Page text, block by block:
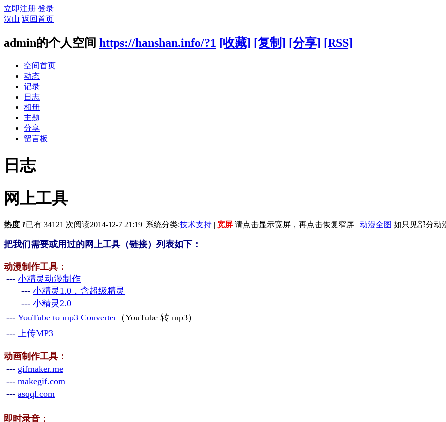
立即注册 登录
汉山 返回首页
admin的个人空间 https://hanshan.info/?1 [收藏] [复制] [分享] [RSS]
空间首页
动态
记录
日志
相册
主题
分享
留言板
日志
网上工具
热度 1已有 34121 次阅读2014-12-7 21:19 |系统分类:技术支持 | 宽屏 请点击显示宽屏，再点击恢复窄屏 | 动漫全图 如只见部分动
把我们需要或用过的网上工具（链接）列表如下：
动漫制作工具：
--- 小精灵动漫制作
--- 小精灵1.0，含超级精灵
--- 小精灵2.0
--- YouTube to mp3 Converter （YouTube 转 mp3）
--- 上传MP3
动画制作工具：
--- gifmaker.me
--- makegif.com
--- asqql.com
即时录音：